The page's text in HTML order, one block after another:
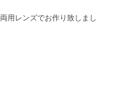
用レンズでお作り致しまし